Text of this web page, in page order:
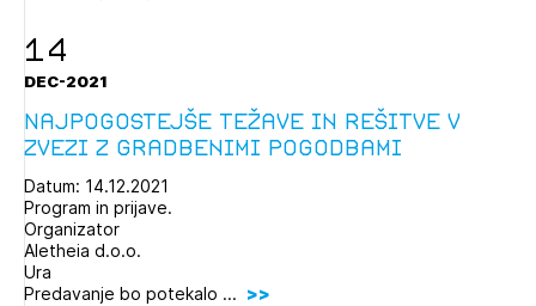
14
DEC-2021
Najpogostejše težave in rešitve v
zvezi z gradbenimi pogodbami
Datum: 14.12.2021
Program in prijave.
Organizator
Aletheia d.o.o.
Ura
Predavanje bo potekalo ...